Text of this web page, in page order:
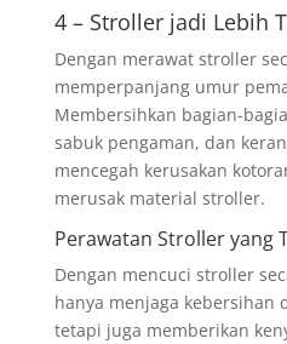
4 – Stroller jadi Lebih
Dengan merawat stroller
memperpanjang umur
Membersihkan bagian-
sabuk pengaman, dan
mencegah kerusakan
merusak material stroller.
Perawatan Stroller yang
Dengan mencuci stroller
hanya menjaga kebersihan
tetapi juga memberikan